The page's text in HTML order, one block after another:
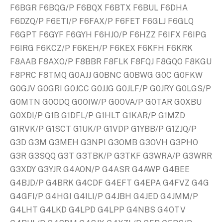
F6BGR F6BQG/P F6BQX F6BTX F6BUL F6DHA
F6DZQ/P F6ETI/P F6FAX/P F6FET F6GLJ F6GLQ
F6GPT F6GYF F6GYH F6HJO/P F6HZZ F6IFX F6IPG
F6IRG F6KCZ/P F6KEH/P F6KEX F6KFH F6KRK
F8AAB F8AXO/P F8BBR F8FLK F8FQJ F8GQO F8KGU
F8PRC F8TMQ G0AJJ G0BNC G0BWG G0C G0FKW
G0GJV G0GRI G0JCC G0JJG G0JLF/P G0JRY G0LGS/P
G0MTN G0ODQ G0OIW/P G0OVA/P G0TAR G0XBU
G0XDI/P G1B G1DFL/P G1HLT G1KAR/P G1MZD
G1RVK/P G1SCT G1UK/P G1VDP G1YBB/P G1ZJQ/P
G3D G3M G3MEH G3NPI G3OMB G3OVH G3PHO
G3R G3SQQ G3T G3TBK/P G3TKF G3WRA/P G3WRR
G3XDY G3YJR G4AON/P G4ASR G4AWP G4BEE
G4BJD/P G4BRK G4CDF G4EFT G4EPA G4FVZ G4G
G4GFI/P G4HGI G4ILI/P G4JBH G4JED G4JMM/P
G4LHT G4LKD G4LPD G4LPP G4NBS G4OTV